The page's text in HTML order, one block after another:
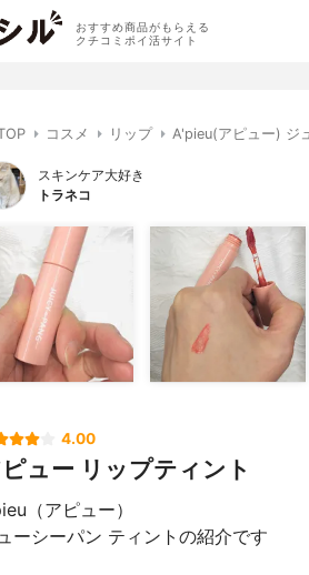
おすすめ商品がもらえる
クチコミポイ活サイト
コスメ リップ A'pieu(アピュー) ジ
スキンケア大好き
トラネコ
4.00
ュー リップティント
（アピュー）
ーシーパン ティントの紹介です